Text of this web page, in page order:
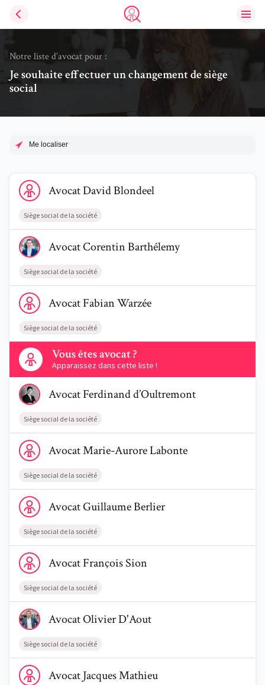
Trouve un avocat
Notre liste d’avocat pour :
Je souhaite effectuer un changement de siège
social
Me localiser
Voir le profil de AvocatDavid Blondeel
AvocatDavidBlondeel
Siège social de la société
Voir le profil de AvocatCorentin Barthélemy
AvocatCorentinBarthélemy
Siège social de la société
Voir le profil de AvocatFabian Warzée
AvocatFabianWarzée
Siège social de la société
Vous êtes avocat ?
Apparaissez dans cette liste !
Contactez-nous
Voir le profil de AvocatFerdinand d’Oultremont
AvocatFerdinandd’Oultremont
Siège social de la société
Voir le profil de AvocatMarie-Aurore Labonte
AvocatMarie-AuroreLabonte
Siège social de la société
Voir le profil de AvocatGuillaume Berlier
AvocatGuillaumeBerlier
Siège social de la société
Voir le profil de AvocatFrançois Sion
AvocatFrançoisSion
Siège social de la société
Voir le profil de AvocatOlivier D'Aout
AvocatOlivierD'Aout
Siège social de la société
Voir le profil de AvocatJacques Mathieu
AvocatJacquesMathieu